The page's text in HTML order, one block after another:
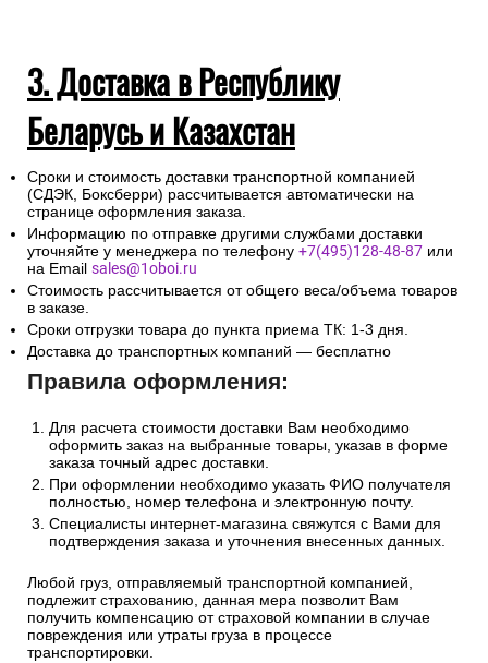
3. Доставка в Республику
Беларусь и Казахстан
Сроки и стоимость доставки транспортной компанией
(СДЭК, Боксберри) рассчитывается автоматически на
странице оформления заказа.
Информацию по отправке другими службами доставки
уточняйте у менеджера по телефону +7(495)128-48-87 или
на Email sales@1oboi.ru
Стоимость рассчитывается от общего веса/объема товаров
в заказе.
Сроки отгрузки товара до пункта приема ТК: 1-3 дня.
Доставка до транспортных компаний — бесплатно
Правила оформления:
Для расчета стоимости доставки Вам необходимо
оформить заказ на выбранные товары, указав в форме
заказа точный адрес доставки.
При оформлении необходимо указать ФИО получателя
полностью, номер телефона и электронную почту.
Специалисты интернет-магазина свяжутся с Вами для
подтверждения заказа и уточнения внесенных данных.
Любой груз, отправляемый транспортной компанией,
подлежит страхованию, данная мера позволит Вам
получить компенсацию от страховой компании в случае
повреждения или утраты груза в процессе
транспортировки.